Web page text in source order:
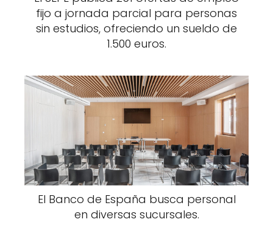
fijo a jornada parcial para personas
sin estudios, ofreciendo un sueldo de
1.500 euros.
El Banco de España busca personal
en diversas sucursales.